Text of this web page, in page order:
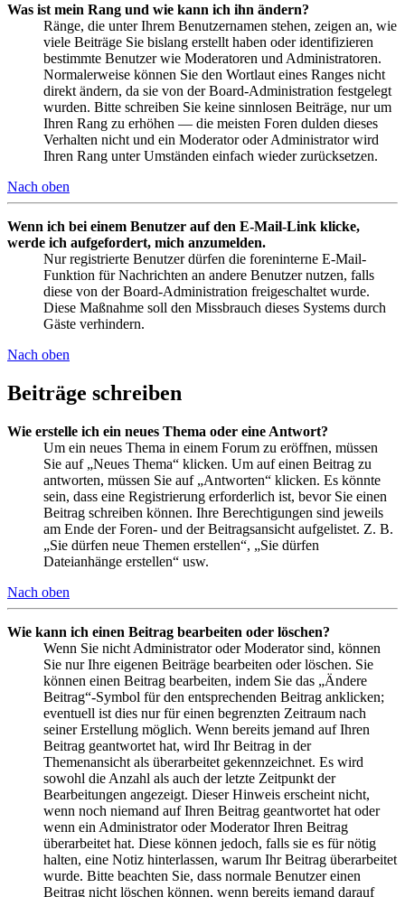
Was ist mein Rang und wie kann ich ihn ändern?
Ränge, die unter Ihrem Benutzernamen stehen, zeigen an, wie
viele Beiträge Sie bislang erstellt haben oder identifizieren
bestimmte Benutzer wie Moderatoren und Administratoren.
Normalerweise können Sie den Wortlaut eines Ranges nicht
direkt ändern, da sie von der Board-Administration festgelegt
wurden. Bitte schreiben Sie keine sinnlosen Beiträge, nur um
Ihren Rang zu erhöhen — die meisten Foren dulden dieses
Verhalten nicht und ein Moderator oder Administrator wird
Ihren Rang unter Umständen einfach wieder zurücksetzen.
Nach oben
Wenn ich bei einem Benutzer auf den E-Mail-Link klicke,
werde ich aufgefordert, mich anzumelden.
Nur registrierte Benutzer dürfen die foreninterne E-Mail-
Funktion für Nachrichten an andere Benutzer nutzen, falls
diese von der Board-Administration freigeschaltet wurde.
Diese Maßnahme soll den Missbrauch dieses Systems durch
Gäste verhindern.
Nach oben
Beiträge schreiben
Wie erstelle ich ein neues Thema oder eine Antwort?
Um ein neues Thema in einem Forum zu eröffnen, müssen
Sie auf „Neues Thema“ klicken. Um auf einen Beitrag zu
antworten, müssen Sie auf „Antworten“ klicken. Es könnte
sein, dass eine Registrierung erforderlich ist, bevor Sie einen
Beitrag schreiben können. Ihre Berechtigungen sind jeweils
am Ende der Foren- und der Beitragsansicht aufgelistet. Z. B.
„Sie dürfen neue Themen erstellen“, „Sie dürfen
Dateianhänge erstellen“ usw.
Nach oben
Wie kann ich einen Beitrag bearbeiten oder löschen?
Wenn Sie nicht Administrator oder Moderator sind, können
Sie nur Ihre eigenen Beiträge bearbeiten oder löschen. Sie
können einen Beitrag bearbeiten, indem Sie das „Ändere
Beitrag“-Symbol für den entsprechenden Beitrag anklicken;
eventuell ist dies nur für einen begrenzten Zeitraum nach
seiner Erstellung möglich. Wenn bereits jemand auf Ihren
Beitrag geantwortet hat, wird Ihr Beitrag in der
Themenansicht als überarbeitet gekennzeichnet. Es wird
sowohl die Anzahl als auch der letzte Zeitpunkt der
Bearbeitungen angezeigt. Dieser Hinweis erscheint nicht,
wenn noch niemand auf Ihren Beitrag geantwortet hat oder
wenn ein Administrator oder Moderator Ihren Beitrag
überarbeitet hat. Diese können jedoch, falls sie es für nötig
halten, eine Notiz hinterlassen, warum Ihr Beitrag überarbeitet
wurde. Bitte beachten Sie, dass normale Benutzer einen
Beitrag nicht löschen können, wenn bereits jemand darauf